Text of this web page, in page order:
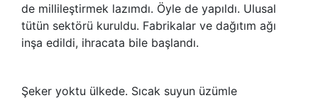
de millileştirmek lazımdı. Öyle de yapıldı. Ulusal
tütün sektörü kuruldu. Fabrikalar ve dağıtım ağı
inşa edildi, ihracata bile başlandı.
Şeker yoktu ülkede. Sıcak suyun üzümle